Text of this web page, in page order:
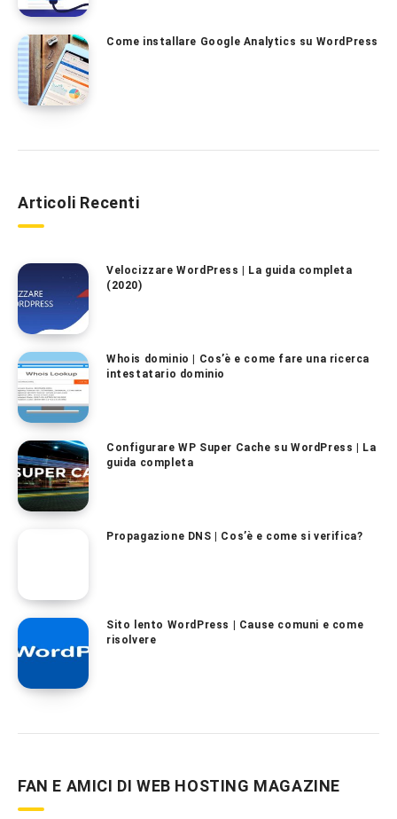
Come installare Google Analytics su WordPress
Articoli Recenti
Velocizzare WordPress | La guida completa
(2020)
Whois dominio | Cos’è e come fare una ricerca
intestatario dominio
Configurare WP Super Cache su WordPress | La
guida completa
Propagazione DNS | Cos’è e come si verifica?
Sito lento WordPress | Cause comuni e come
risolvere
FAN E AMICI DI WEB HOSTING MAGAZINE